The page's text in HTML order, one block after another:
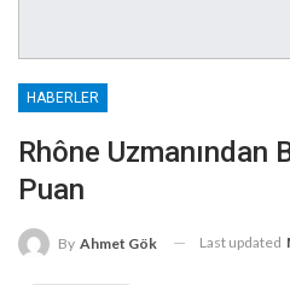
HABERLER
Rhône Uzmanından
Puan
By Ahmet Gök Last updated